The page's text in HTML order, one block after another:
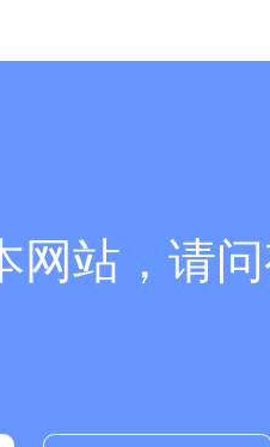
网站，请